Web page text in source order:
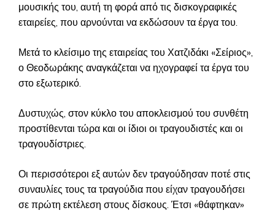
μουσικής του, αυτή τη φορά από τις δισκογραφικές
εταιρείες, που αρνούνται να εκδώσουν τα έργα του.
Μετά το κλείσιμο της εταιρείας του Χατζιδάκι «Σείριος»,
ο Θεοδωράκης αναγκάζεται να ηχογραφεί τα έργα του
στο εξωτερικό.
Δυστυχώς, στον κύκλο του αποκλεισμού του συνθέτη
προστίθενται τώρα και οι ίδιοι οι τραγουδιστές και οι
τραγουδίστριες.
Οι περισσότεροι εξ αυτών δεν τραγούδησαν ποτέ στις
συναυλίες τους τα τραγούδια που είχαν τραγουδήσει
σε πρώτη εκτέλεση στους δίσκους. Έτσι «θάφτηκαν»